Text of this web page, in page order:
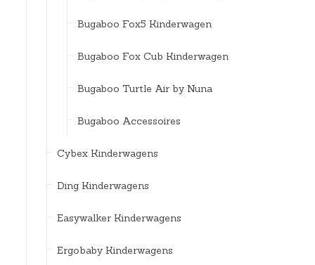
Bugaboo Fox5 Kinderwagen
Bugaboo Fox Cub Kinderwagen
Bugaboo Turtle Air by Nuna
Bugaboo Accessoires
Cybex Kinderwagens
Ding Kinderwagens
Easywalker Kinderwagens
Ergobaby Kinderwagens